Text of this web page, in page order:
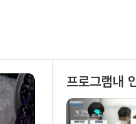
프로그램내